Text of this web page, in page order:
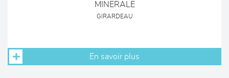
MINERALE
GIRARDEAU
En savoir plus